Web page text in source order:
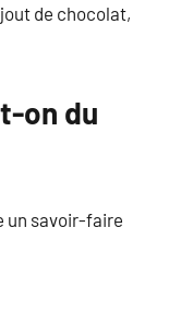
de chocolat,
on du
un savoir-faire